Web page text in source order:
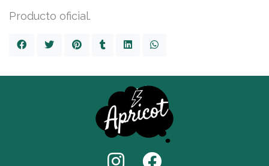
Producto oficial.